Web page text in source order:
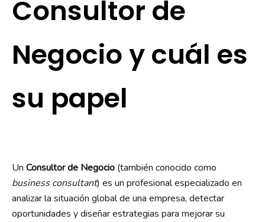
Consultor de
Negocio y cuál es
su papel
Un Consultor de Negocio (también conocido como
business consultant) es un profesional especializado en
analizar la situación global de una empresa, detectar
oportunidades y diseñar estrategias para mejorar su